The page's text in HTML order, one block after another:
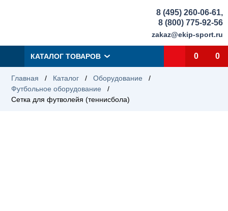
8 (495) 260-06-61,
8 (800) 775-92-56
zakaz@ekip-sport.ru
КАТАЛОГ ТОВАРОВ 0 0
Главная / Каталог / Оборудование
/
Футбольное оборудование
/
Сетка для футволейя (теннисбола)